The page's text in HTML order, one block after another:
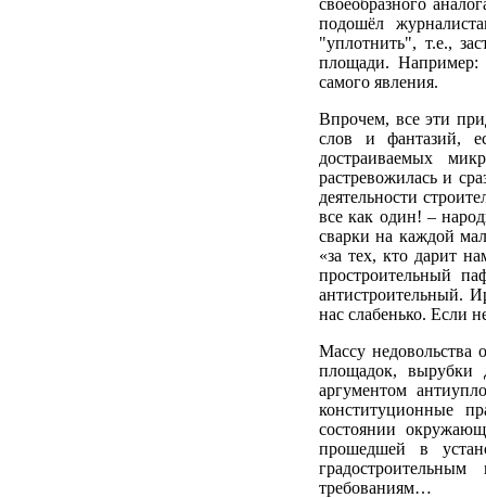
подошёл
"уплотнить", т.е.,
площади. Например:
самого явления.
Впрочем, все эти
слов и фантазий,
достраиваемых
растревожилась и
деятельности
все как один! –
сварки на каждой
«за тех, кто дарит
простроительный
антистроительный.
нас слабенько. Если
Массу недовольства
площадок, вырубки
аргументом
конституционные
состоянии
прошедшей в
требованиям…